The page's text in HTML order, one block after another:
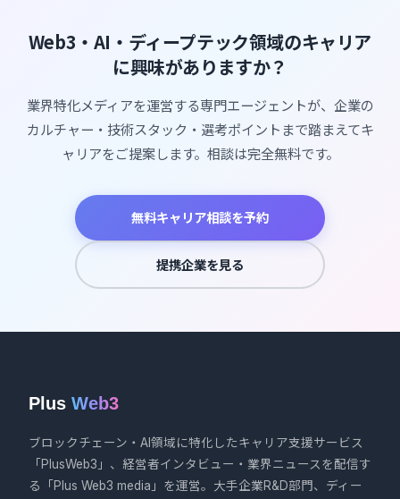
Web3・AI・ディープテック領域のキャリア
に興味がありますか？
業界特化メディアを運営する専門エージェントが、企業の
カルチャー・技術スタック・選考ポイントまで踏まえてキ
ャリアをご提案します。相談は完全無料です。
無料キャリア相談を予約
提携企業を見る
Plus Web3
ブロックチェーン・AI領域に特化したキャリア支援サービス
「PlusWeb3」、経営者インタビュー・業界ニュースを配信す
る「Plus Web3 media」を運営。大手企業R&D部門、ディー